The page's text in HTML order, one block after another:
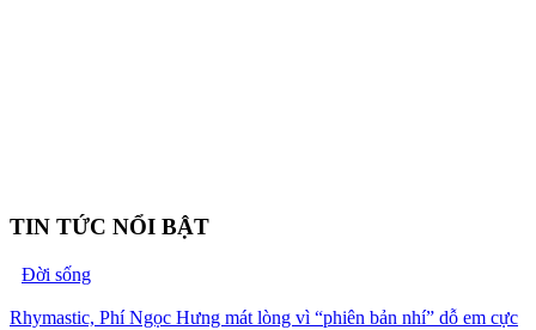
TIN TỨC NỔI BẬT
Đời sống
Rhymastic, Phí Ngọc Hưng mát lòng vì “phiên bản nhí” dỗ em cực